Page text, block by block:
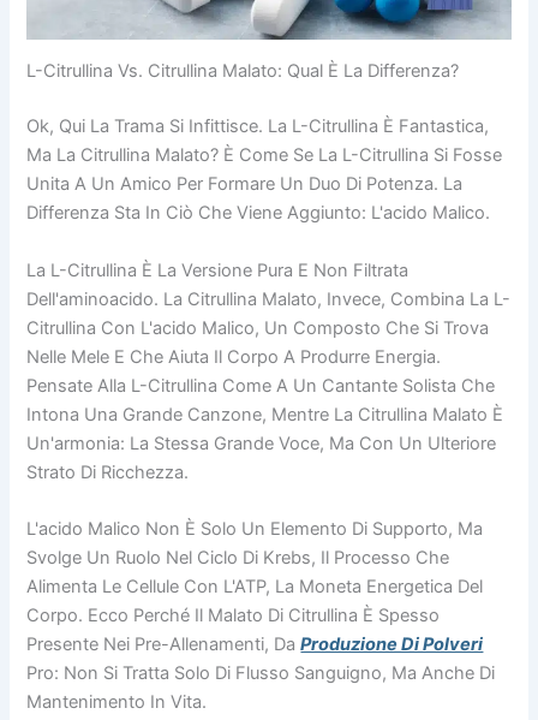
L-Citrullina Vs. Citrullina Malato: Qual È La Differenza?
Ok, Qui La Trama Si Infittisce. La L-Citrullina È Fantastica,
Ma La Citrullina Malato? È Come Se La L-Citrullina Si Fosse
Unita A Un Amico Per Formare Un Duo Di Potenza. La
Differenza Sta In Ciò Che Viene Aggiunto: L'acido Malico.
La L-Citrullina È La Versione Pura E Non Filtrata
Dell'aminoacido. La Citrullina Malato, Invece, Combina La L-
Citrullina Con L'acido Malico, Un Composto Che Si Trova
Nelle Mele E Che Aiuta Il Corpo A Produrre Energia.
Pensate Alla L-Citrullina Come A Un Cantante Solista Che
Intona Una Grande Canzone, Mentre La Citrullina Malato È
Un'armonia: La Stessa Grande Voce, Ma Con Un Ulteriore
Strato Di Ricchezza.
L'acido Malico Non È Solo Un Elemento Di Supporto, Ma
Svolge Un Ruolo Nel Ciclo Di Krebs, Il Processo Che
Alimenta Le Cellule Con L'ATP, La Moneta Energetica Del
Corpo. Ecco Perché Il Malato Di Citrullina È Spesso
Presente Nei Pre-Allenamenti, DaProduzione Di Polveri
Pro: Non Si Tratta Solo Di Flusso Sanguigno, Ma Anche Di
Mantenimento In Vita.